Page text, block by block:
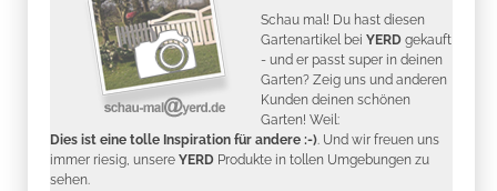
Schau mal! Du hast diesen
Gartenartikel bei YERD gekauft
- und er passt super in deinen
Garten? Zeig uns und anderen
Kunden deinen schönen
Garten! Weil:
Dies ist eine tolle Inspiration für andere :-). Und wir freuen uns
immer riesig, unsere YERD Produkte in tollen Umgebungen zu
sehen.